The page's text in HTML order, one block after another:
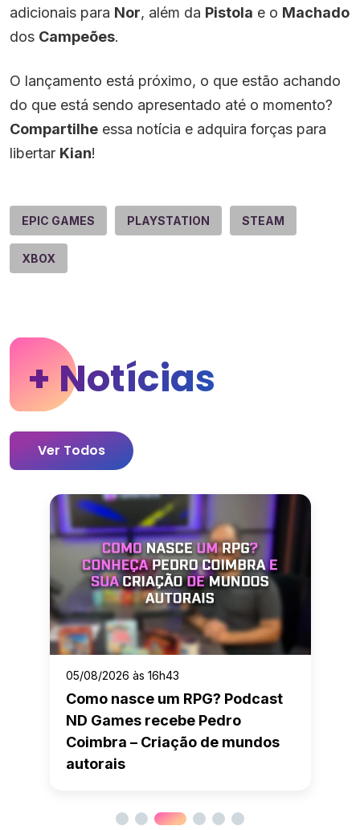
adicionais para Nor, além da Pistola e o Machado
dos Campeões.
O lançamento está próximo, o que estão achando
do que está sendo apresentado até o momento?
Compartilhe essa notícia e adquira forças para
libertar Kian!
EPIC GAMES PLAYSTATION STEAM
XBOX
+ Notícias
Ver Todos
05/08/2026 às 16h43
Como nasce um RPG? Podcast
ND Games recebe Pedro
Coimbra – Criação de mundos
autorais